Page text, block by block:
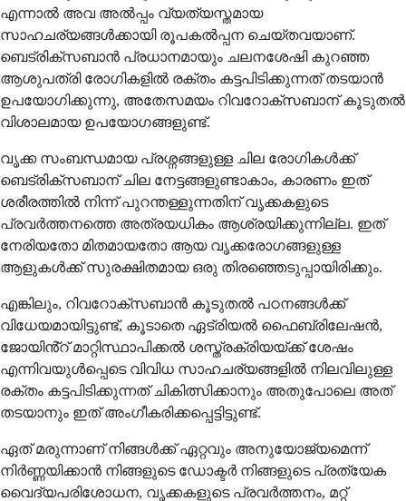
എന്നാൽ അവ അൽപ്പം വ്യത്യസ്തമായ
സാഹചര്യങ്ങൾക്കായി രൂപകൽപ്പന ചെയ്തവയാണ്.
ബെട്രിക്സബാൻ പ്രധാനമായും ചലനശേഷി കുറഞ്ഞ
ആശുപത്രി രോഗികളിൽ രക്തം കട്ടപിടിക്കുന്നത് തടയാൻ
ഉപയോഗിക്കുന്നു, അതേസമയം റിവറോക്സബാന് കൂടുതൽ
വിശാലമായ ഉപയോഗങ്ങളുണ്ട്.
വൃക്ക സംബന്ധമായ പ്രശ്നങ്ങളുള്ള ചില രോഗികൾക്ക്
ബെട്രിക്സബാന് ചില നേട്ടങ്ങളുണ്ടാകാം, കാരണം ഇത്
ശരീരത്തിൽ നിന്ന് പുറന്തള്ളുന്നതിന് വൃക്കകളുടെ
പ്രവർത്തനത്തെ അത്രയധികം ആശ്രയിക്കുന്നില്ല. ഇത്
നേരിയതോ മിതമായതോ ആയ വൃക്കരോഗങ്ങളുള്ള
ആളുകൾക്ക് സുരക്ഷിതമായ ഒരു തിരഞ്ഞെടുപ്പായിരിക്കും.
എങ്കിലും, റിവറോക്സബാൻ കൂടുതൽ പഠനങ്ങൾക്ക്
വിധേയമായിട്ടുണ്ട്, കൂടാതെ ഏട്രിയൽ ഫൈബ്രിലേഷൻ,
ജോയിൻ്റ് മാറ്റിസ്ഥാപിക്കൽ ശസ്ത്രക്രിയയ്ക്ക് ശേഷം
എന്നിവയുൾപ്പെടെ വിവിധ സാഹചര്യങ്ങളിൽ നിലവിലുള്ള
രക്തം കട്ടപിടിക്കുന്നത് ചികിത്സിക്കാനും അതുപോലെ അത്
തടയാനും ഇത് അംഗീകരിക്കപ്പെട്ടിട്ടുണ്ട്.
ഏത് മരുന്നാണ് നിങ്ങൾക്ക് ഏറ്റവും അനുയോജ്യമെന്ന്
നിർണ്ണയിക്കാൻ നിങ്ങളുടെ ഡോക്ടർ നിങ്ങളുടെ പ്രത്യേക
വൈദ്യപരിശോധന, വൃക്കകളുടെ പ്രവർത്തനം, മറ്റ്